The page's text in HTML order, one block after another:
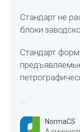
Стандарт не
блоки
Стандарт
...
NormaCS